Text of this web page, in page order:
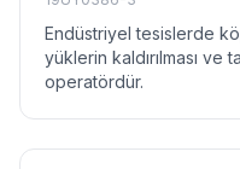
Endüstriyel tesislerde
yüklerin kaldırılması ve
operatördür.